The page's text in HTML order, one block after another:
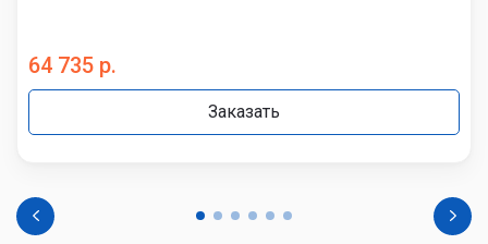
64 735 р.
Заказать